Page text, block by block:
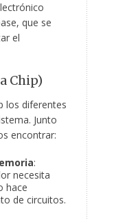
que se
el
Chip)
los diferentes
Junto
encontrar:
:
necesita
hace
de circuitos.